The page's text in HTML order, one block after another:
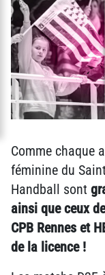
Comme chaque
féminine du
Handball sont
ainsi que ceux
CPB Rennes et
de la licence !